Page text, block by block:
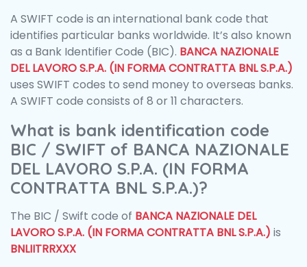
A SWIFT code is an international bank code that
identifies particular banks worldwide. It’s also known
as a Bank Identifier Code (BIC). BANCA NAZIONALE
DEL LAVORO S.P.A. (IN FORMA CONTRATTA BNL S.P.A.)
uses SWIFT codes to send money to overseas banks.
A SWIFT code consists of 8 or 11 characters.
What is bank identification code
BIC / SWIFT of BANCA NAZIONALE
DEL LAVORO S.P.A. (IN FORMA
CONTRATTA BNL S.P.A.)?
The BIC / Swift code of BANCA NAZIONALE DEL
LAVORO S.P.A. (IN FORMA CONTRATTA BNL S.P.A.) is
BNLIITRRXXX